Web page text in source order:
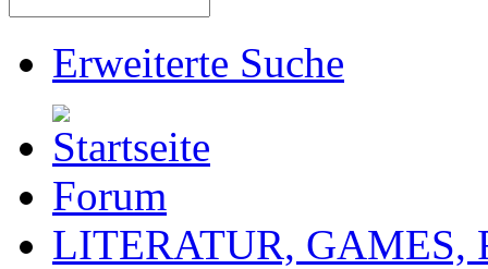
Erweiterte Suche
Forum
LITERATUR, GAMES,